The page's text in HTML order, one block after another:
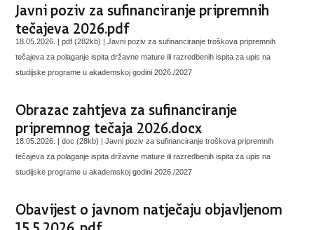
Javni poziv za sufinanciranje pripremnih
tečajeva 2026.pdf
18.05.2026. | pdf (282kb) |Javni poziv za sufinanciranje troškova pripremnih
tečajeva za polaganje ispita državne mature ili razredbenih ispita za upis na
studijske programe u akademskoj godini 2026./2027
Obrazac zahtjeva za sufinanciranje
pripremnog tečaja 2026.docx
18.05.2026. | doc (28kb) |Javni poziv za sufinanciranje troškova pripremnih
tečajeva za polaganje ispita državne mature ili razredbenih ispita za upis na
studijske programe u akademskoj godini 2026./2027
Obavijest o javnom natječaju objavljenom
15.5.2026..pdf